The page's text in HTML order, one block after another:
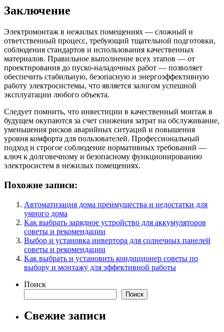
Заключение
Электромонтаж в нежилых помещениях — сложный и
ответственный процесс, требующий тщательной подготовки,
соблюдения стандартов и использования качественных
материалов. Правильное выполнение всех этапов — от
проектирования до пуско-наладочных работ — позволяет
обеспечить стабильную, безопасную и энергоэффективную
работу электросистемы, что является залогом успешной
эксплуатации любого объекта.
Следует помнить, что инвестиции в качественный монтаж в
будущем окупаются за счет снижения затрат на обслуживание,
уменьшения рисков аварийных ситуаций и повышения
уровня комфорта для пользователей. Профессиональный
подход и строгое соблюдение нормативных требований —
ключ к долговечному и безопасному функционированию
электросистем в нежилых помещениях.
Похожие записи:
Автоматизация дома преимущества и недостатки для
умного дома
Как выбрать зарядное устройство для аккумуляторов
советы и рекомендации
Выбор и установка инвертора для солнечных панелей
советы и рекомендации
Как выбрать и установить кондиционер советы по
выбору и монтажу для эффективной работы
Поиск
Поиск
Свежие записи